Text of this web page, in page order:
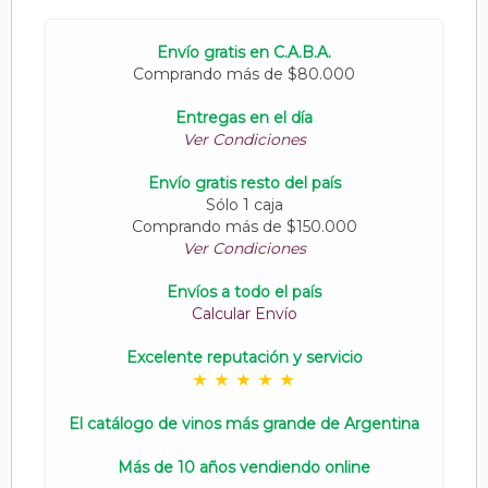
Envío gratis en C.A.B.A.
Comprando más de $80.000
Entregas en el día
Ver Condiciones
Envío gratis resto del país
Sólo 1 caja
Comprando más de $150.000
Ver Condiciones
Envíos a todo el país
Calcular Envío
Excelente reputación y servicio
El catálogo de vinos más grande de Argentina
Más de 10 años vendiendo online